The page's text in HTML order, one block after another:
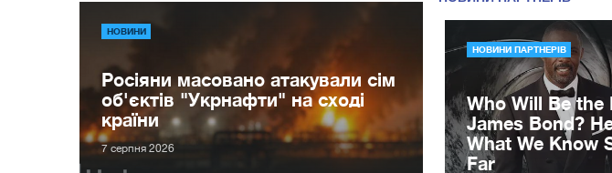
НОВИНИ
Росіяни масовано атакували сім
об'єктів "Укрнафти" на сході
країни
7 серпня 2026